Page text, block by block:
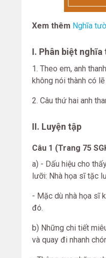
Xem thêm Nghĩa
I. Phân biệt
1. Theo em, anh
không nói thành có
2. Câu thứ hai anh
II. Luyện tập
Câu 1 (Trang 75
a) - Dấu hiệu cho
lưỡi: Nhà họa sĩ tặc
- Mặc dù nhà họa sĩ
đó.
b) Những chi tiết
và quay đi nhanh